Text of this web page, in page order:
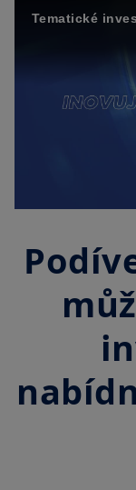
Tematické